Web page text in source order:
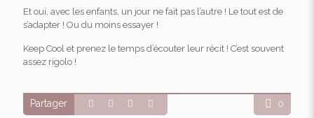
Et oui, avec les enfants, un jour ne fait pas l’autre ! Le tout est de
s’adapter ! Ou du moins essayer !
Keep Cool et prenez le temps d’écouter leur récit ! C’est souvent
assez rigolo !
Partager 0